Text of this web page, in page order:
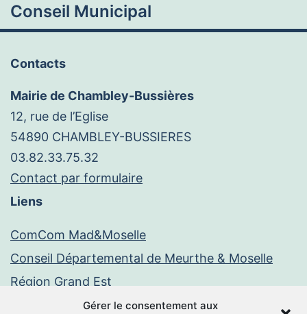
Gérer le consentement aux
Conseil Municipal
Contacts
Mairie de Chambley-Bussières
12, rue de l’Eglise
54890 CHAMBLEY-BUSSIERES
03.82.33.75.32
Contact par formulaire
Liens
ComCom Mad&Moselle
Conseil Départemental de Meurthe & Moselle
Région Grand Est
Paiement en ligne